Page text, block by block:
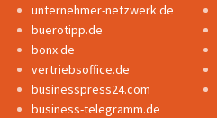
unternehmer-netzwerk.de
buerotipp.de
bonx.de
vertriebsoffice.de
businesspress24.com
business-telegramm.de